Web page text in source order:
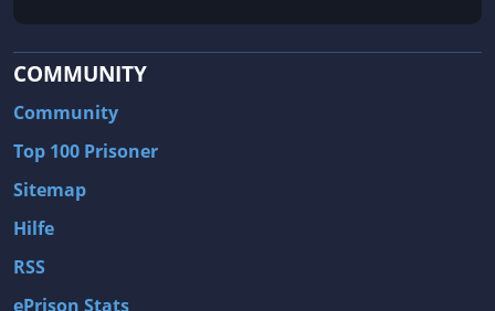
COMMUNITY
Community
Top 100 Prisoner
Sitemap
Hilfe
RSS
ePrison Stats